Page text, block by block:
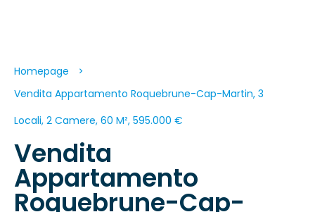
Homepage
Vendita Appartamento Roquebrune-Cap-Martin, 3
Locali, 2 Camere, 60 M², 595.000 €
Vendita
Appartamento
Roquebrune-Cap-